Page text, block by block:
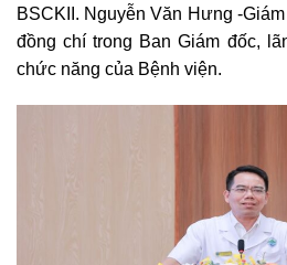
BSCKII. Nguyễn Văn Hưng -
đồng chí trong Ban Giám đốc,
chức năng của Bệnh viện.